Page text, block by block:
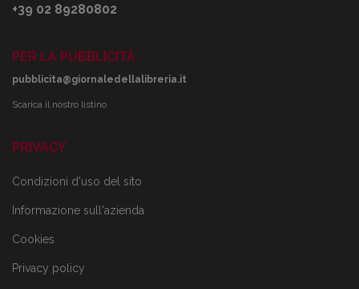
+39 02 89280802
PER LA PUBBLICITÀ
pubblicita@giornaledellalibreria.it
Scarica il nostro listino
PRIVACY
Condizioni d'uso del sito
Informazione sull'azienda
Cookies
Privacy policy